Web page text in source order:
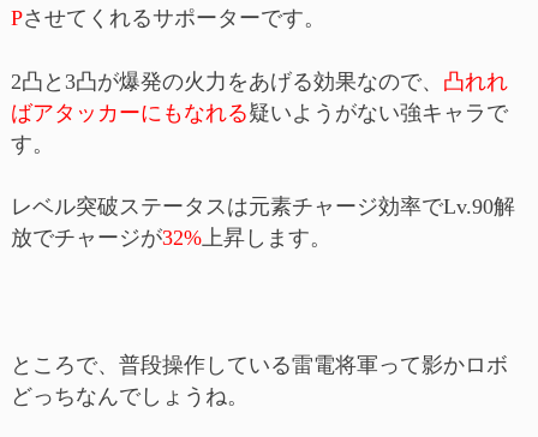
Pさせてくれるサポーターです。
2凸と3凸が爆発の火力をあげる効果なので、 凸れれ
ばアタッカーにもなれる疑いようがない強キャラで
す。
レベル突破ステータスは元素チャージ効率でLv.90解
放でチャージが32%上昇します。
ところで、普段操作している雷電将軍って影かロボ
どっちなんでしょうね。